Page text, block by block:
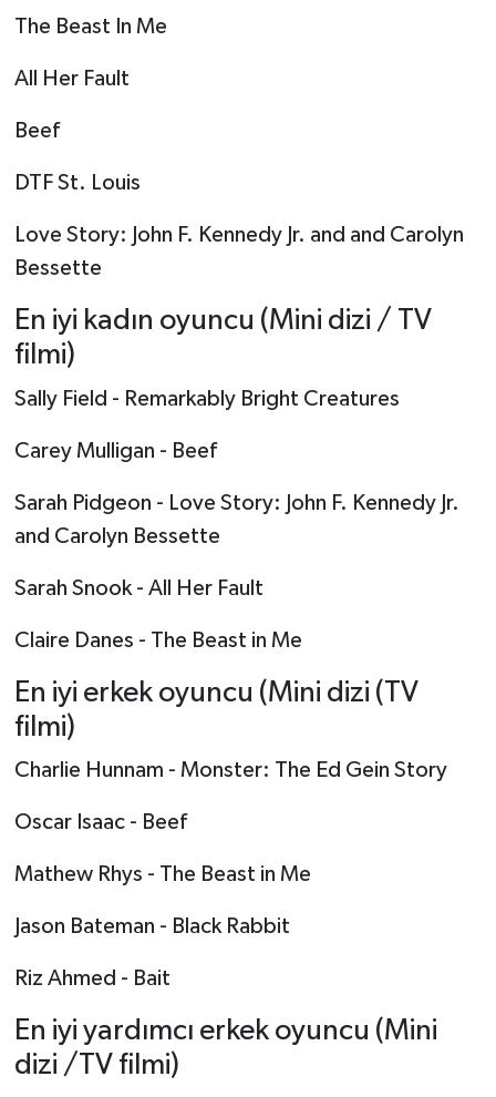
The Beast In Me
All Her Fault
Beef
DTF St. Louis
Love Story: John F. Kennedy Jr. and and Carolyn
Bessette
En iyi kadın oyuncu (Mini dizi / TV
filmi)
Sally Field - Remarkably Bright Creatures
Carey Mulligan - Beef
Sarah Pidgeon - Love Story: John F. Kennedy Jr.
and Carolyn Bessette
Sarah Snook - All Her Fault
Claire Danes - The Beast in Me
En iyi erkek oyuncu (Mini dizi (TV
filmi)
Charlie Hunnam - Monster: The Ed Gein Story
Oscar Isaac - Beef
Mathew Rhys - The Beast in Me
Jason Bateman - Black Rabbit
Riz Ahmed - Bait
En iyi yardımcı erkek oyuncu (Mini
dizi /TV filmi)